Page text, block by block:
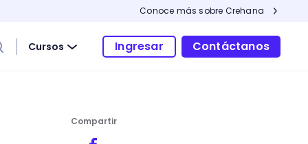
Conoce más sobre Crehana
Cursos Ingresar Contáctanos
Compartir